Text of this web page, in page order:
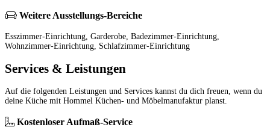
Weitere Ausstellungs-Bereiche
Esszimmer-Einrichtung, Garderobe, Badezimmer-Einrichtung,
Wohnzimmer-Einrichtung, Schlafzimmer-Einrichtung
Services & Leistungen
Auf die folgenden Leistungen und Services kannst du dich freuen, wenn du
deine Küche mit Hommel Küchen- und Möbelmanufaktur planst.
Kostenloser Aufmaß-Service